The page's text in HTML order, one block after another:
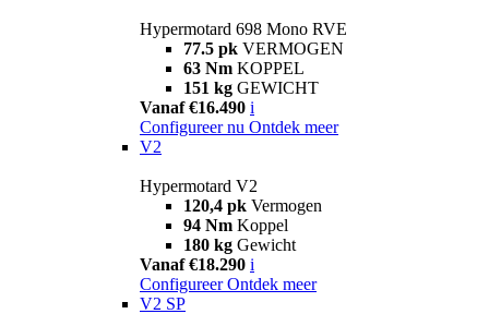
Hypermotard 698 Mono RVE
77.5 pk VERMOGEN
63 Nm KOPPEL
151 kg GEWICHT
Vanaf €16.490 i
Configureer nu Ontdek meer
V2
Hypermotard V2
120,4 pk Vermogen
94 Nm Koppel
180 kg Gewicht
Vanaf €18.290 i
Configureer Ontdek meer
V2 SP